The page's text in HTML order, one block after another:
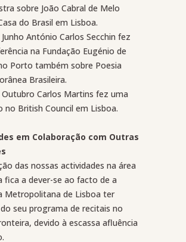
sobre João Cabral de Melo
do Brasil em Lisboa.
António Carlos Secchin fez
na Fundação Eugénio de
Porto também sobre Poesia
Brasileira.
Outubro Carlos Martins fez uma
no British Council em Lisboa.
em Colaboração com Outras
das nossas actividades na área
fica a dever-se ao facto de a
Metropolitana de Lisboa ter
seu programa de recitais no
devido à escassa afluência